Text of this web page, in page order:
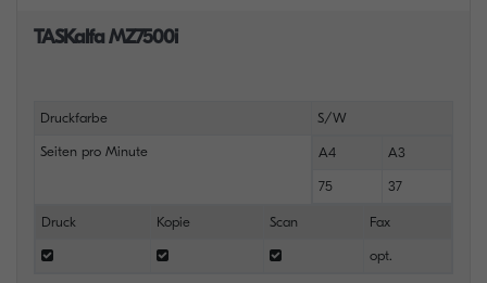
TASKalfa MZ7500i
Druckfarbe S/W
Seiten pro Minute A4 A3
75 37
Druck Kopie Scan Fax
opt.